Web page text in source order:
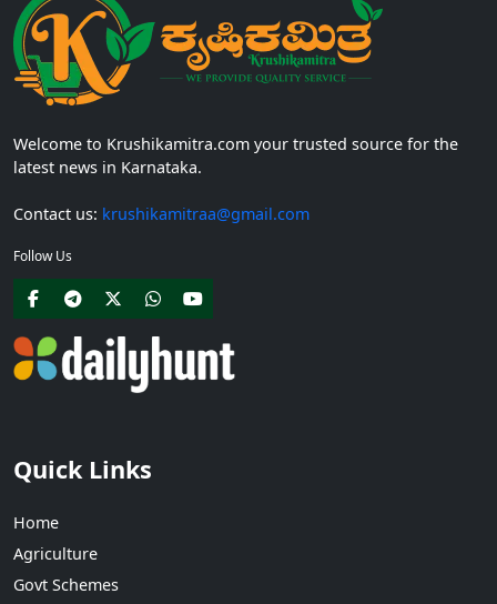
Welcome to Krushikamitra.com your trusted source for the
latest news in Karnataka.
Contact us: krushikamitraa@gmail.com
Follow Us
Quick Links
Home
Agriculture
Govt Schemes